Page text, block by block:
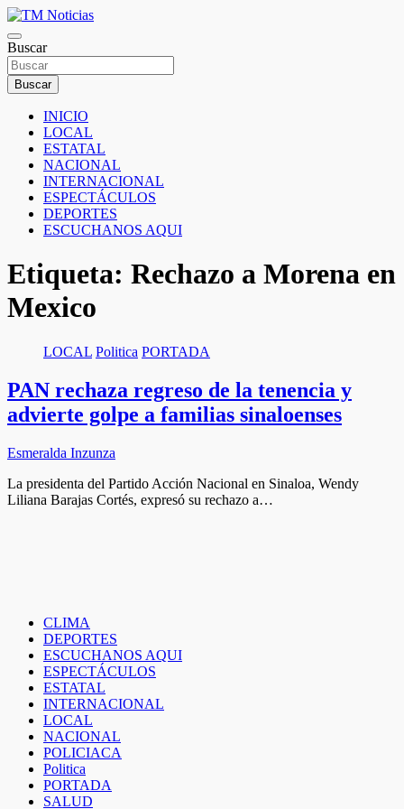
Saltar
al
contenido
TM Noticias
TM Noticias
Buscar
Buscar
INICIO
LOCAL
ESTATAL
NACIONAL
INTERNACIONAL
ESPECTÁCULOS
DEPORTES
ESCUCHANOS AQUI
Etiqueta: Rechazo a Morena en
Mexico
LOCAL Politica PORTADA
PAN rechaza regreso de la tenencia y
advierte golpe a familias sinaloenses
Esmeralda Inzunza
La presidenta del Partido Acción Nacional en Sinaloa, Wendy
Liliana Barajas Cortés, expresó su rechazo a…
CLIMA
DEPORTES
ESCUCHANOS AQUI
ESPECTÁCULOS
ESTATAL
INTERNACIONAL
LOCAL
NACIONAL
POLICIACA
Politica
PORTADA
SALUD